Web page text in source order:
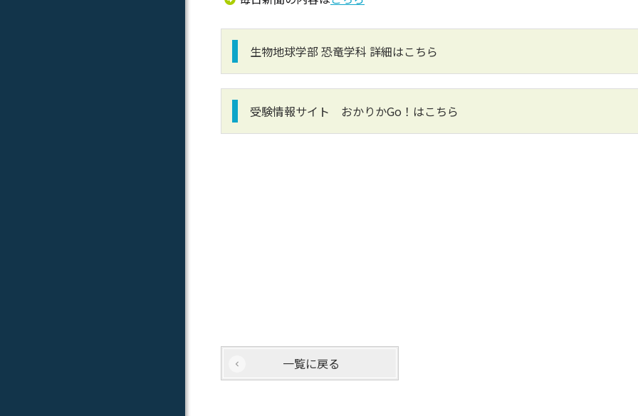
生物地球学部 恐竜学科 詳細はこちら
受験情報サイト おかりかGo！はこちら
一覧に戻る